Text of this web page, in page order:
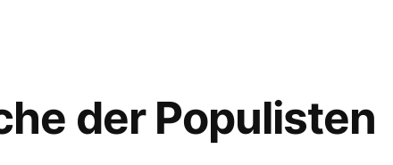
der Populisten